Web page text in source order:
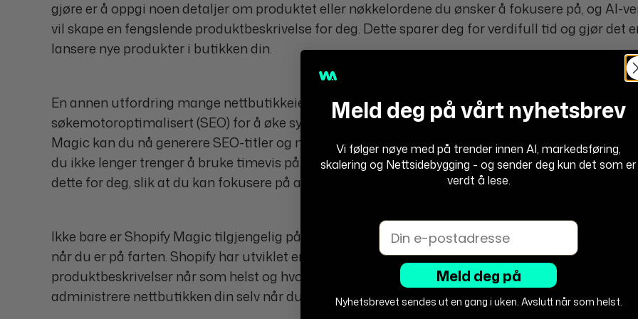
gjøre er å oppgi noen detaljer om produktet eller nøkkelordene du ønsker å fokusere på, og AI-
vil skape en fengslende produktbeskrivelse for deg. Dette sparer deg for verdifull tid og gjør det
lansere nye produkter i butikken din.
En annen utfordring mange nettbutikkeiere møter er å sikre at deres nettbutikk er
søkemotoroptimalisert (SEO) for å øke synligheten og tiltrekke seg flere potensielle kunder. Med
Magic kan du nå generere SEO-titler og metabeskrivelser for produktene dine automatisk.
du ikke lenger trenger å bruke timevis på å finjustere SEO-innhold manuelt. Shopify Magic tar
dette for deg, slik at du kan fokusere på andre viktige aspekter av din virksomhet.
Ikke bare er Shopify Magic tilgjengelig på datamaskinen, men du kan også dra nytte av denne
når du er på farten. Shopify har utviklet en mobilapp som lar deg generere, revidere eller utvide
produktbeskrivelser når som helst og hvor som helst. Dette gjør det mulig for deg å være
administrere nettbutikken din selv når du ikke er ved skrivebordet.
Meld deg på vårt nyhetsbrev
Vi følger nøye med på trender innen AI, markedsføring,
skalering og Nettsidebygging - og sender deg kun det som er
verdt å lese.
Email
Meld deg på
Nyhetsbrevet sendes ut en gang i uken. Avslutt når som helst.